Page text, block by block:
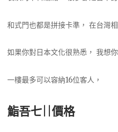
和式門也都是拼接卡準， 在台灣相
如果你對日本文化很熟悉， 我想
一樓最多可以容納16位客人，
鮨吾七||價格